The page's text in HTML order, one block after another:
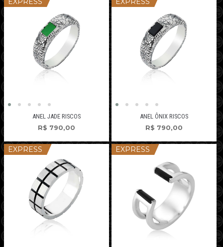
ANEL JADE RISCOS
R$ 790,00
ANEL ÔNIX RISCOS
R$ 790,00
EXPRESS EXPRESS